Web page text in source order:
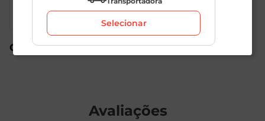
frutas ou até mesmo pura, como um snack saudável.
Sua embalagem de 400g facilita o armazenamento e
preserva o frescor e a crocância por muito mais
tempo. Descubra o sabor inigualável da Granola 7
Grãos Cacau Da Magrinha e transforme suas refeições
Compre também
Avaliações
Selecionar